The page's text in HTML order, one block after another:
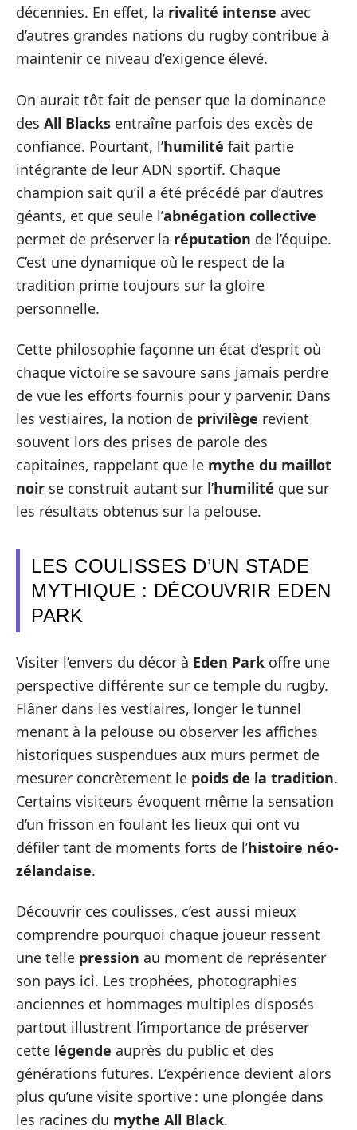
décennies. En effet, la rivalité intense avec
d’autres grandes nations du rugby contribue à
maintenir ce niveau d’exigence élevé.
On aurait tôt fait de penser que la dominance
des All Blacks entraîne parfois des excès de
confiance. Pourtant, l’humilité fait partie
intégrante de leur ADN sportif. Chaque
champion sait qu’il a été précédé par d’autres
géants, et que seule l’abnégation collective
permet de préserver la réputation de l’équipe.
C’est une dynamique où le respect de la
tradition prime toujours sur la gloire
personnelle.
Cette philosophie façonne un état d’esprit où
chaque victoire se savoure sans jamais perdre
de vue les efforts fournis pour y parvenir. Dans
les vestiaires, la notion de privilège revient
souvent lors des prises de parole des
capitaines, rappelant que le mythe du maillot
noir se construit autant sur l’humilité que sur
les résultats obtenus sur la pelouse.
LES COULISSES D’UN STADE
MYTHIQUE : DÉCOUVRIR EDEN
PARK
Visiter l’envers du décor à Eden Park offre une
perspective différente sur ce temple du rugby.
Flâner dans les vestiaires, longer le tunnel
menant à la pelouse ou observer les affiches
historiques suspendues aux murs permet de
mesurer concrètement le poids de la tradition.
Certains visiteurs évoquent même la sensation
d’un frisson en foulant les lieux qui ont vu
défiler tant de moments forts de l’histoire néo-
zélandaise.
Découvrir ces coulisses, c’est aussi mieux
comprendre pourquoi chaque joueur ressent
une telle pression au moment de représenter
son pays ici. Les trophées, photographies
anciennes et hommages multiples disposés
partout illustrent l’importance de préserver
cette légende auprès du public et des
générations futures. L’expérience devient alors
plus qu’une visite sportive : une plongée dans
les racines du mythe All Black.